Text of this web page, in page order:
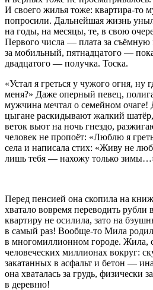
И своего жилья тоже: квартира-то
попросили. Дальнейшая жизнь
на годы, на месяцы, те, в свою
Первого числа — плата за съёмную
за мобильный, пятнадцатого —
двадцатого — получка. Тоска.
«Устал я греться у чужого огня, ну
меня?» Даже оперный певец,
мужчина мечтал о семейном
цыгане раскидывают жалкий
веток вьют на ночь гнездо,
человек не пропоёт: «Люблю я
села и написала стих: «Живу не
лишь тебя — нахожу только
Перед пенсией она скопила на
хватало вовремя переводить
квартиру не осилила, зато на
в самый раз! Вообще-то Мила
в многомиллионном городе. Жила,
человеческих миллионах вокруг:
закатанных в асфальт и бетон —
она хваталась за грудь, физически
в деревню!